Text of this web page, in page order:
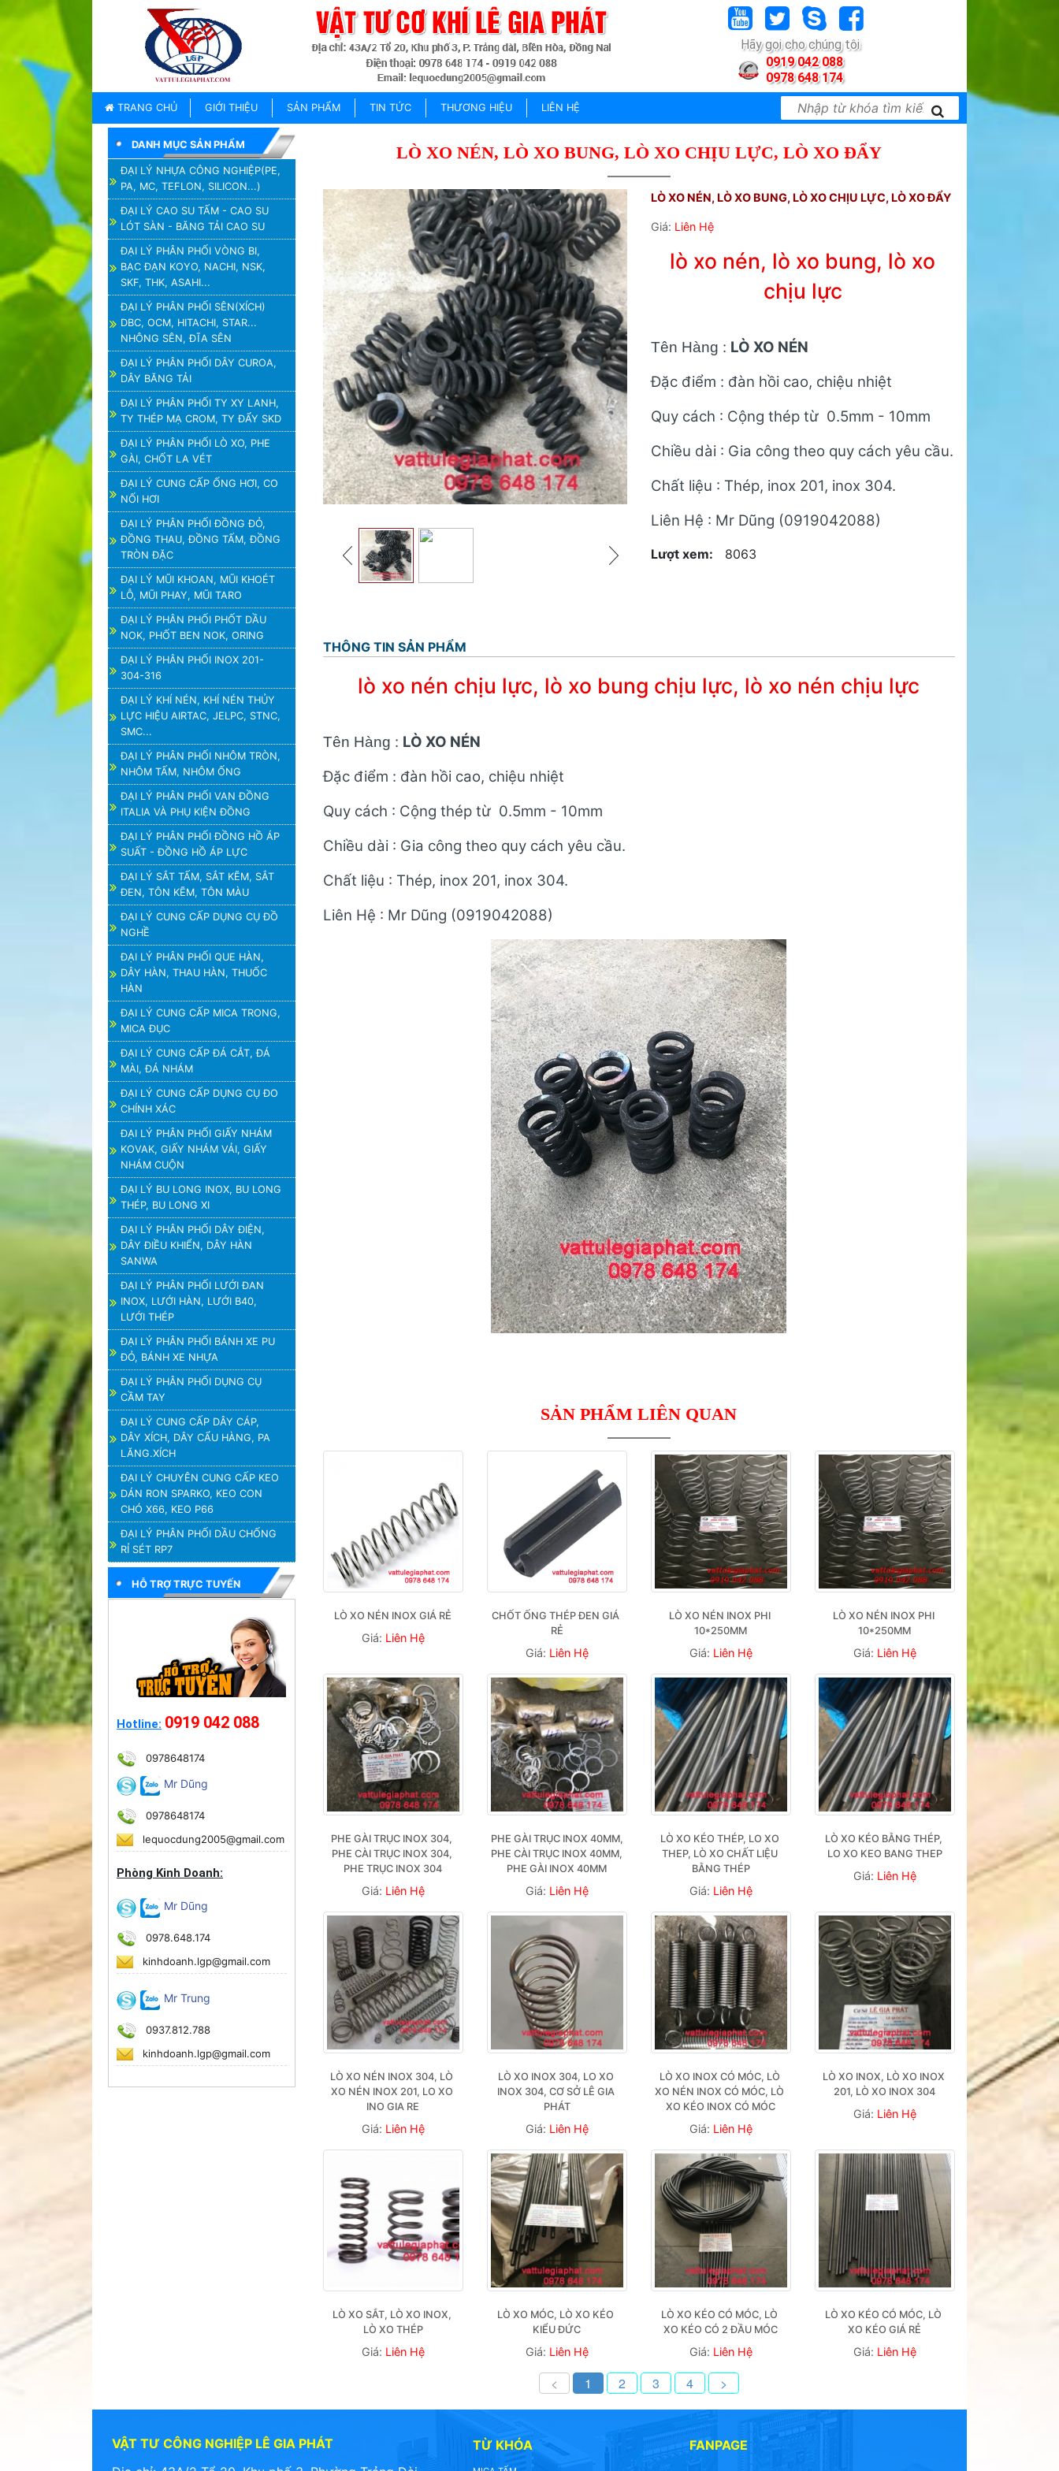
Hãy gọi cho chúng tôi
0919 042 088
0978 648 174
TRANG CHỦ GIỚI THIỆU SẢN PHẨM TIN TỨC THƯƠNG HIỆU LIÊN HỆ
TRANG
CHỦ
PHẨM
THƯƠNG
LIÊN
HỆ
DANH MỤC SẢN PHẨM
ĐẠI LÝ NHỰA CÔNG NGHIỆP(PE,
PA, MC, TEFLON, SILICON...)
ĐẠI LÝ CAO SU TẤM - CAO SU
LÓT SÀN - BĂNG TẢI CAO SU
ĐẠI LÝ PHÂN PHỐI VÒNG BI,
BẠC ĐẠN KOYO, NACHI, NSK,
SKF, THK, ASAHI...
ĐẠI LÝ PHÂN PHỐI SÊN(XÍCH)
DBC, OCM, HITACHI, STAR...
NHÔNG SÊN, ĐĨA SÊN
ĐẠI LÝ PHÂN PHỐI DÂY CUROA,
DÂY BĂNG TẢI
ĐẠI LÝ PHÂN PHỐI TY XY LANH,
TY THÉP MẠ CROM, TY ĐẨY SKD
ĐẠI LÝ PHÂN PHỐI LÒ XO, PHE
GÀI, CHỐT LA VÉT
ĐẠI LÝ CUNG CẤP ỐNG HƠI, CO
NỐI HƠI
ĐẠI LÝ PHÂN PHỐI ĐỒNG ĐỎ,
ĐỒNG THAU, ĐỒNG TẤM, ĐỒNG
TRÒN ĐẶC
ĐẠI LÝ MŨI KHOAN, MŨI KHOÉT
LỖ, MŨI PHAY, MŨI TARO
ĐẠI LÝ PHÂN PHỐI PHỐT DẦU
NOK, PHỐT BEN NOK, ORING
ĐẠI LÝ PHÂN PHỐI INOX 201-
304-316
ĐẠI LÝ KHÍ NÉN, KHÍ NÉN THỦY
LỰC HIỆU AIRTAC, JELPC, STNC,
SMC...
ĐẠI LÝ PHÂN PHỐI NHÔM TRÒN,
NHÔM TẤM, NHÔM ỐNG
ĐẠI LÝ PHÂN PHỐI VAN ĐỒNG
ITALIA VÀ PHỤ KIỆN ĐỒNG
ĐẠI LÝ PHÂN PHỐI ĐỒNG HỒ ÁP
SUẤT - ĐỒNG HỒ ÁP LỰC
ĐẠI LÝ SẮT TẤM, SẮT KẼM, SẮT
ĐEN, TÔN KẼM, TÔN MÀU
ĐẠI LÝ CUNG CẤP DỤNG CỤ ĐỒ
NGHỀ
ĐẠI LÝ PHÂN PHỐI QUE HÀN,
DÂY HÀN, THAU HÀN, THUỐC
HÀN
ĐẠI LÝ CUNG CẤP MICA TRONG,
MICA ĐỤC
ĐẠI LÝ CUNG CẤP ĐÁ CẮT, ĐÁ
MÀI, ĐÁ NHÁM
ĐẠI LÝ CUNG CẤP DỤNG CỤ ĐO
CHÍNH XÁC
ĐẠI LÝ PHÂN PHỐI GIẤY NHÁM
KOVAK, GIẤY NHÁM VẢI, GIẤY
NHÁM CUỘN
ĐẠI LÝ BU LONG INOX, BU LONG
THÉP, BU LONG XI
ĐẠI LÝ PHÂN PHỐI DÂY ĐIỆN,
DÂY ĐIỀU KHIỂN, DÂY HÀN
SANWA
ĐẠI LÝ PHÂN PHỐI LƯỚI ĐAN
INOX, LƯỚI HÀN, LƯỚI B40,
LƯỚI THÉP
ĐẠI LÝ PHÂN PHỐI BÁNH XE PU
ĐỎ, BÁNH XE NHỰA
ĐẠI LÝ PHÂN PHỐI DỤNG CỤ
CẦM TAY
ĐẠI LÝ CUNG CẤP DÂY CÁP,
DÂY XÍCH, DÂY CẨU HÀNG, PA
LĂNG.XÍCH
ĐẠI LÝ CHUYÊN CUNG CẤP KEO
DÁN RON SPARKO, KEO CON
CHÓ X66, KEO P66
ĐẠI LÝ PHÂN PHỐI DẦU CHỐNG
RỈ SÉT RP7
HỖ TRỢ TRỰC TUYẾN
Hotline: 0919 042 088
0978648174
Mr Dũng
0978648174
lequocdung2005@gmail.com
Phòng Kinh Doanh:
Mr Dũng
0978.648.174
kinhdoanh.lgp@gmail.com
Mr Trung
0937.812.788
kinhdoanh.lgp@gmail.com
LÒ XO NÉN, LÒ XO BUNG, LÒ XO CHỊU LỰC, LÒ XO ĐẨY
LÒ XO NÉN, LÒ XO BUNG, LÒ XO CHỊU LỰC, LÒ XO ĐẨY
Giá: Liên Hệ
lò xo nén, lò xo bung, lò xo
chịu lực
Tên Hàng : LÒ XO NÉN
Đặc điểm : đàn hồi cao, chiệu nhiệt
Quy cách : Cộng thép từ 0.5mm - 10mm
Chiều dài : Gia công theo quy cách yêu cầu.
Chất liệu : Thép, inox 201, inox 304.
Liên Hệ : Mr Dũng (0919042088)
Lượt xem: 8063
THÔNG TIN SẢN PHẨM
lò xo nén chịu lực, lò xo bung chịu lực, lò xo nén chịu lực
Tên Hàng : LÒ XO NÉN
Đặc điểm : đàn hồi cao, chiệu nhiệt
Quy cách : Cộng thép từ 0.5mm - 10mm
Chiều dài : Gia công theo quy cách yêu cầu.
Chất liệu : Thép, inox 201, inox 304.
Liên Hệ : Mr Dũng (0919042088)
SẢN PHẨM LIÊN QUAN
LÒ XO NÉN INOX GIÁ RẺ
Giá: Liên Hệ
CHỐT ỐNG THÉP ĐEN GIÁ
RẺ
Giá: Liên Hệ
LÒ XO NÉN INOX PHI
10*250MM
Giá: Liên Hệ
LÒ XO NÉN INOX PHI
10*250MM
Giá: Liên Hệ
PHE GÀI TRỤC INOX 304,
PHE CÀI TRỤC INOX 304,
PHE TRỤC INOX 304
Giá: Liên Hệ
PHE GÀI TRỤC INOX 40MM,
PHE CÀI TRỤC INOX 40MM,
PHE GÀI INOX 40MM
Giá: Liên Hệ
LÒ XO KÉO THÉP, LO XO
THEP, LÒ XO CHẤT LIỆU
BẰNG THÉP
Giá: Liên Hệ
LÒ XO KÉO BẰNG THÉP,
LO XO KEO BANG THEP
Giá: Liên Hệ
LÒ XO NÉN INOX 304, LÒ
XO NÉN INOX 201, LO XO
INO GIA RE
Giá: Liên Hệ
LÒ XO INOX 304, LO XO
INOX 304, CƠ SỞ LÊ GIA
PHÁT
Giá: Liên Hệ
LÒ XO INOX CÓ MÓC, LÒ
XO NÉN INOX CÓ MÓC, LÒ
XO KÉO INOX CÓ MÓC
Giá: Liên Hệ
LÒ XO INOX, LÒ XO INOX
201, LÒ XO INOX 304
Giá: Liên Hệ
LÒ XO SẮT, LÒ XO INOX,
LÒ XO THÉP
Giá: Liên Hệ
LÒ XO MÓC, LÒ XO KÉO
KIỂU ĐỨC
Giá: Liên Hệ
LÒ XO KÉO CÓ MÓC, LÒ
XO KÉO CÓ 2 ĐẦU MÓC
Giá: Liên Hệ
LÒ XO KÉO CÓ MÓC, LÒ
XO KÉO GIÁ RẺ
Giá: Liên Hệ
< 1 2 3 4 >
VẬT TƯ CÔNG NGHIỆP LÊ GIA PHÁT
TỪ KHÓA FANPAGE